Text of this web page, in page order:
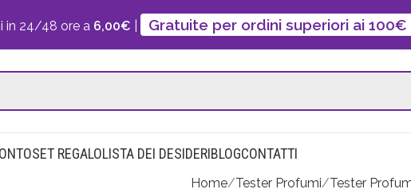
in 24/48 ore a 6,00€ Gratuite per ordini superiori ai 100€
SET REGALOLISTA DEI DESIDERIBLOGCONTATTI
Home Tester Profumi Tester